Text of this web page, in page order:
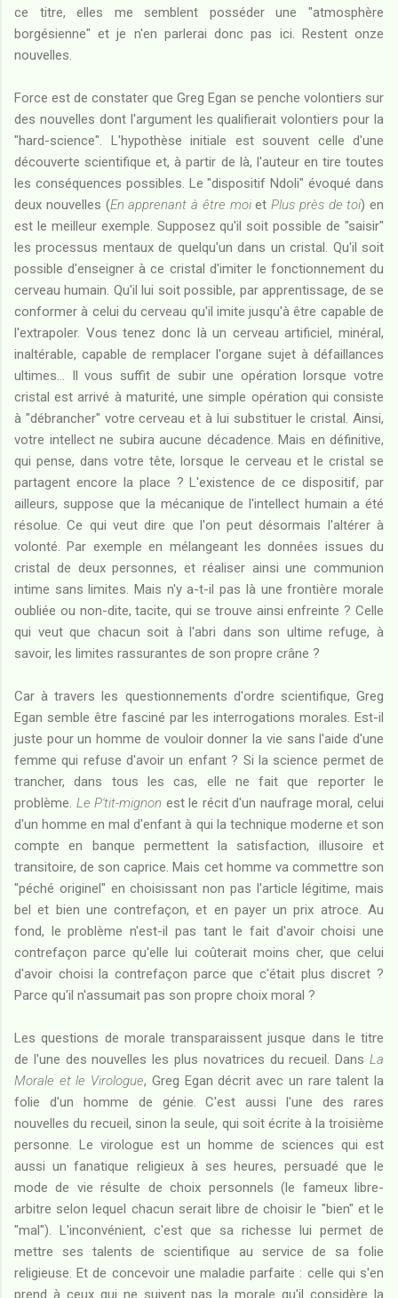
ce titre, elles me semblent posséder une "atmosphère
borgésienne" et je n'en parlerai donc pas ici. Restent onze
nouvelles.
Force est de constater que Greg Egan se penche volontiers sur
des nouvelles dont l'argument les qualifierait volontiers pour la
"hard-science". L'hypothèse initiale est souvent celle d'une
découverte scientifique et, à partir de là, l'auteur en tire toutes
les conséquences possibles. Le "dispositif Ndoli" évoqué dans
deux nouvelles (En apprenant à être moiet Plus près de toi) en
est le meilleur exemple. Supposez qu'il soit possible de "saisir"
les processus mentaux de quelqu'un dans un cristal. Qu'il soit
possible d'enseigner à ce cristal d'imiter le fonctionnement du
cerveau humain. Qu'il lui soit possible, par apprentissage, de se
conformer à celui du cerveau qu'il imite jusqu'à être capable de
l'extrapoler. Vous tenez donc là un cerveau artificiel, minéral,
inaltérable, capable de remplacer l'organe sujet à défaillances
ultimes... Il vous suffit de subir une opération lorsque votre
cristal est arrivé à maturité, une simple opération qui consiste
à "débrancher" votre cerveau et à lui substituer le cristal. Ainsi,
votre intellect ne subira aucune décadence. Mais en définitive,
qui pense, dans votre tête, lorsque le cerveau et le cristal se
partagent encore la place ? L'existence de ce dispositif, par
ailleurs, suppose que la mécanique de l'intellect humain a été
résolue. Ce qui veut dire que l'on peut désormais l'altérer à
volonté. Par exemple en mélangeant les données issues du
cristal de deux personnes, et réaliser ainsi une communion
intime sans limites. Mais n'y a-t-il pas là une frontière morale
oubliée ou non-dite, tacite, qui se trouve ainsi enfreinte ? Celle
qui veut que chacun soit à l'abri dans son ultime refuge, à
savoir, les limites rassurantes de son propre crâne ?
Car à travers les questionnements d'ordre scientifique, Greg
Egan semble être fasciné par les interrogations morales. Est-il
juste pour un homme de vouloir donner la vie sans l'aide d'une
femme qui refuse d'avoir un enfant ? Si la science permet de
trancher, dans tous les cas, elle ne fait que reporter le
problème. Le P'tit-mignon est le récit d'un naufrage moral, celui
d'un homme en mal d'enfant à qui la technique moderne et son
compte en banque permettent la satisfaction, illusoire et
transitoire, de son caprice. Mais cet homme va commettre son
"péché originel" en choisissant non pas l'article légitime, mais
bel et bien une contrefaçon, et en payer un prix atroce. Au
fond, le problème n'est-il pas tant le fait d'avoir choisi une
contrefaçon parce qu'elle lui coûterait moins cher, que celui
d'avoir choisi la contrefaçon parce que c'était plus discret ?
Parce qu'il n'assumait pas son propre choix moral ?
Les questions de morale transparaissent jusque dans le titre
de l'une des nouvelles les plus novatrices du recueil. Dans La
Morale et le Virologue, Greg Egan décrit avec un rare talent la
folie d'un homme de génie. C'est aussi l'une des rares
nouvelles du recueil, sinon la seule, qui soit écrite à la troisième
personne. Le virologue est un homme de sciences qui est
aussi un fanatique religieux à ses heures, persuadé que le
mode de vie résulte de choix personnels (le fameux libre-
arbitre selon lequel chacun serait libre de choisir le "bien" et le
"mal"). L'inconvénient, c'est que sa richesse lui permet de
mettre ses talents de scientifique au service de sa folie
religieuse. Et de concevoir une maladie parfaite : celle qui s'en
prend à ceux qui ne suivent pas la morale qu'il considère la